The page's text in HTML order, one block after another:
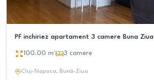
PF inchiriez apartament 3 camere Buna Ziua
100.00 m² 3 camere
Cluj-Napoca, Bună-Ziua